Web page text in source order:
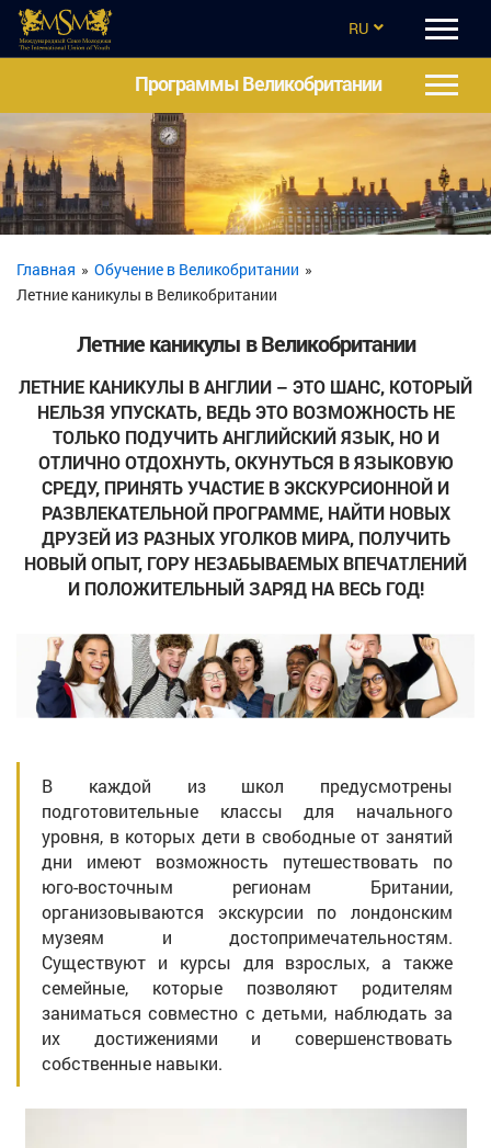
RU
CZ
ES
Программы Великобритании
Главная » Обучение в Великобритании »
Летние каникулы в Великобритании
Летние каникулы в Великобритании
ЛЕТНИЕ КАНИКУЛЫ В АНГЛИИ – ЭТО ШАНС, КОТОРЫЙ
НЕЛЬЗЯ УПУСКАТЬ, ВЕДЬ ЭТО ВОЗМОЖНОСТЬ НЕ
ТОЛЬКО ПОДУЧИТЬ АНГЛИЙСКИЙ ЯЗЫК, НО И
ОТЛИЧНО ОТДОХНУТЬ, ОКУНУТЬСЯ В ЯЗЫКОВУЮ
СРЕДУ, ПРИНЯТЬ УЧАСТИЕ В ЭКСКУРСИОННОЙ И
РАЗВЛЕКАТЕЛЬНОЙ ПРОГРАММЕ, НАЙТИ НОВЫХ
ДРУЗЕЙ ИЗ РАЗНЫХ УГОЛКОВ МИРА, ПОЛУЧИТЬ
НОВЫЙ ОПЫТ, ГОРУ НЕЗАБЫВАЕМЫХ ВПЕЧАТЛЕНИЙ
И ПОЛОЖИТЕЛЬНЫЙ ЗАРЯД НА ВЕСЬ ГОД!
В каждой из школ предусмотрены
подготовительные классы для начального
уровня, в которых дети в свободные от занятий
дни имеют возможность путешествовать по
юго-восточным регионам Британии,
организовываются экскурсии по лондонским
музеям и достопримечательностям.
Существуют и курсы для взрослых, а также
семейные, которые позволяют родителям
заниматься совместно с детьми, наблюдать за
их достижениями и совершенствовать
собственные навыки.